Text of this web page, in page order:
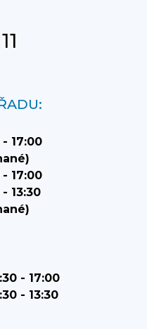
- 17:00
- 17:00
- 13:30
- 17:00
- 13:30